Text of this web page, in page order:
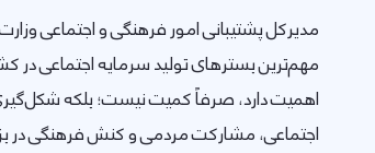
مدیرکل پشتیبانی امور فرهنگی و اجتماعی
مهم‌ترین بسترهای تولید سرمایه اجتماعی در
اهمیت دارد، صرفاً کمیت نیست؛ بلکه
اجتماعی، مشارکت مردمی و کنش فرهنگی در